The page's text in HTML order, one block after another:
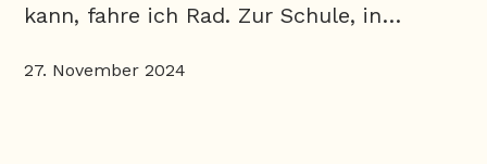
kann, fahre ich Rad. Zur Schule, in…
27. November 2024